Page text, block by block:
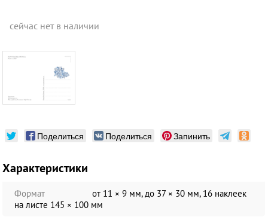
сейчас нет в наличии
Поделиться Поделиться Запинить
Характеристики
Формат
от 11 × 9 мм, до 37 × 30 мм, 16 наклеек
на листе 145 × 100 мм